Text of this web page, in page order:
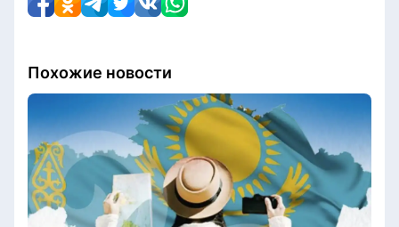
Похожие новости